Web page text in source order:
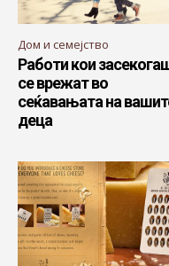
Дом и семејство
Работи кои
се врежат во
сеќавањата на
деца